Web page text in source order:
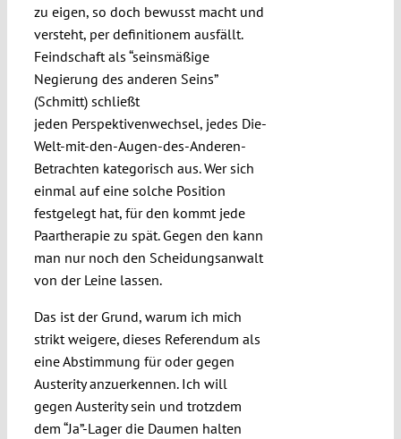
zu eigen, so doch bewusst macht und
versteht, per definitionem ausfällt.
Feindschaft als “seinsmäßige
Negierung des anderen Seins”
(Schmitt) schließt
jeden Perspektivenwechsel, jedes Die-
Welt-mit-den-Augen-des-Anderen-
Betrachten kategorisch aus. Wer sich
einmal auf eine solche Position
festgelegt hat, für den kommt jede
Paartherapie zu spät. Gegen den kann
man nur noch den Scheidungsanwalt
von der Leine lassen.
Das ist der Grund, warum ich mich
strikt weigere, dieses Referendum als
eine Abstimmung für oder gegen
Austerity anzuerkennen. Ich will
gegen Austerity sein und trotzdem
dem “Ja”-Lager die Daumen halten